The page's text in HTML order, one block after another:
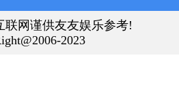
联网谨供友友娱乐参考!
2023